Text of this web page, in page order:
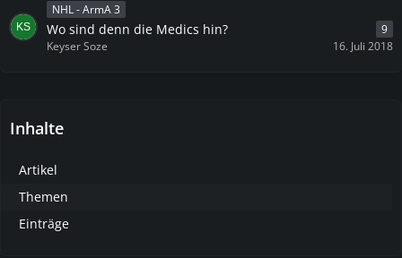
NHL - ArmA 3
Wo sind denn die Medics hin?
9
Keyser Soze
16. Juli 2018
Inhalte
Artikel
Themen
Einträge